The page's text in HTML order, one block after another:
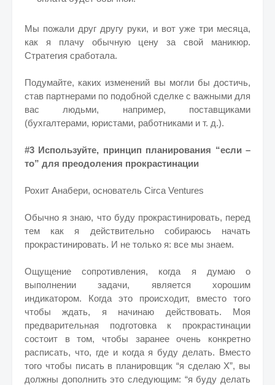
Мы пожали друг другу руки, и вот уже три месяца,
как я плачу обычную цену за свой маникюр.
Стратегия сработала.
Подумайте, каких изменений вы могли бы достичь,
став партнерами по подобной сделке с важными для
вас людьми, например, поставщиками
(бухгалтерами, юристами, работниками и т. д.).
#3 Используйте, принцип планирования “если –
то” для преодоления прокрастинации
Рохит Анабери, основатель Circa Ventures
Обычно я знаю, что буду прокрастинировать, перед
тем как я действительно собираюсь начать
прокрастинировать. И не только я: все мы знаем.
Ощущение сопротивления, когда я думаю о
выполнении задачи, является хорошим
индикатором. Когда это происходит, вместо того
чтобы ждать, я начинаю действовать. Моя
предварительная подготовка к прокрастинации
состоит в том, чтобы заранее очень конкретно
расписать, что, где и когда я буду делать. Вместо
того чтобы писать в планировщик “я сделаю Х”, вы
должны дополнить это следующим: “я буду делать